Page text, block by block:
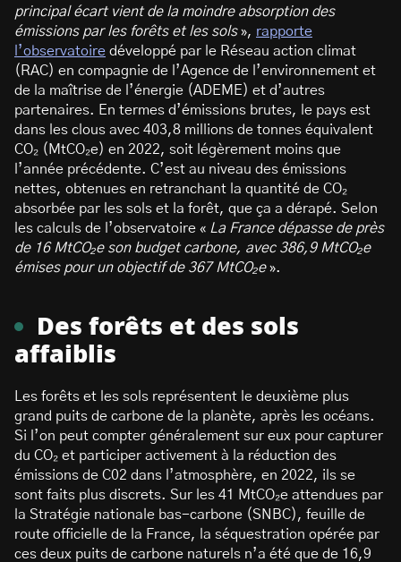
principal écart vient de la moindre absorption des
émissions par les forêts et les sols», rapporte
l’observatoire développé par le Réseau action climat
(RAC) en compagnie de l’Agence de l’environnement et
de la maîtrise de l’énergie (ADEME) et d’autres
partenaires. En termes d’émissions brutes, le pays est
dans les clous avec 403,8 millions de tonnes équivalent
CO₂ (MtCO₂e) en 2022, soit légèrement moins que
l’année précédente. C’est au niveau des émissions
nettes, obtenues en retranchant la quantité de CO₂
absorbée par les sols et la forêt, que ça a dérapé. Selon
les calculs de l’observatoire « La France dépasse de près
de 16 MtCO₂e son budget carbone, avec 386,9 MtCO₂e
émises pour un objectif de 367 MtCO₂e».
Des forêts et des sols
affaiblis
Les forêts et les sols représentent le deuxième plus
grand puits de carbone de la planète, après les océans.
Si l’on peut compter généralement sur eux pour capturer
du CO₂ et participer activement à la réduction des
émissions de C02 dans l’atmosphère, en 2022, ils se
sont faits plus discrets. Sur les 41 MtCO₂e attendues par
la Stratégie nationale bas-carbone (SNBC), feuille de
route officielle de la France, la séquestration opérée par
ces deux puits de carbone naturels n’a été que de 16,9